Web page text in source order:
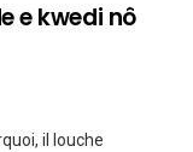
e kwedi nô
il louche